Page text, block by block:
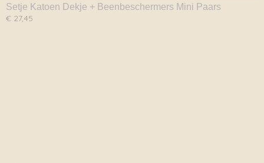
Setje Katoen Dekje + Beenbeschermers Mini Paars
€ 27,45